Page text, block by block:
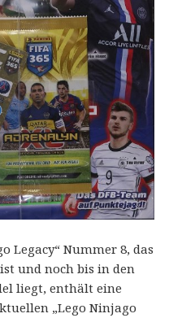
Legacy“ Nummer 8, das
und noch bis in den
liegt, enthält eine
„Lego Ninjago